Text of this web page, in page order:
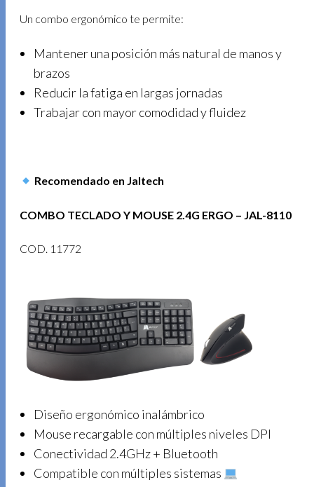
Un combo ergonómico te permite:
Mantener una posición más natural de manos y
brazos
Reducir la fatiga en largas jornadas
Trabajar con mayor comodidad y fluidez
Recomendado en Jaltech
COMBO TECLADO Y MOUSE 2.4G ERGO – JAL-8110
COD. 11772
Diseño ergonómico inalámbrico
Mouse recargable con múltiples niveles DPI
Conectividad 2.4GHz + Bluetooth
Compatible con múltiples sistemas